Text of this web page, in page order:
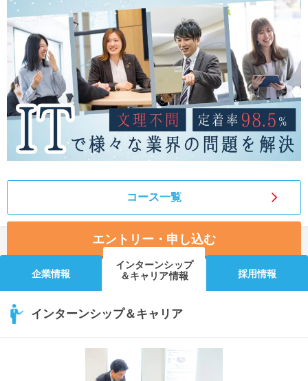
就活支援
就活ノウハウが満載！
就活コラム
お役立ち記事・相談室など
適職診断
あなたに合う仕事を診断！
就活チャンネル
動画で対策講座をチェック
就活ニュースペーパー
就活時事ニュースを更新
よくある質問
不明点があればこちら
コース一覧
エントリー・申し込む
企業情報
インターンシップ
＆キャリア情報
採用情報
インターンシップ＆キャリア